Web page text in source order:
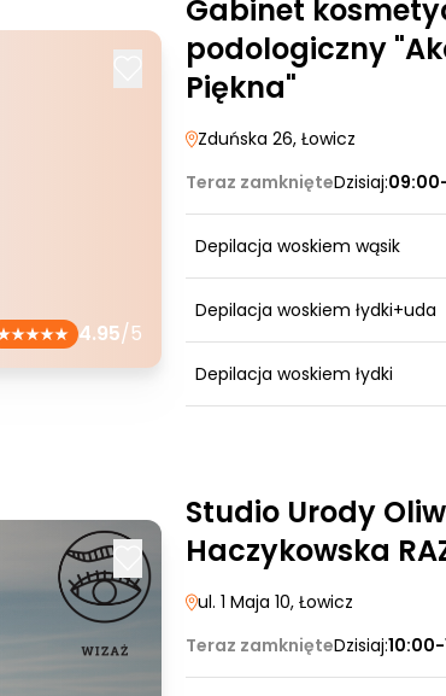
4.95/5
Gabinet
podologiczny
Piękna"
Zduńska 26, Łowicz
Teraz zamknięteDzisiaj:
Depilacja woskiem wąsik
Depilacja woskiem łydki+uda
Depilacja woskiem łydki
Studio Urody
Haczykowska
ul. 1 Maja 10, Łowicz
Teraz zamknięteDzisiaj: